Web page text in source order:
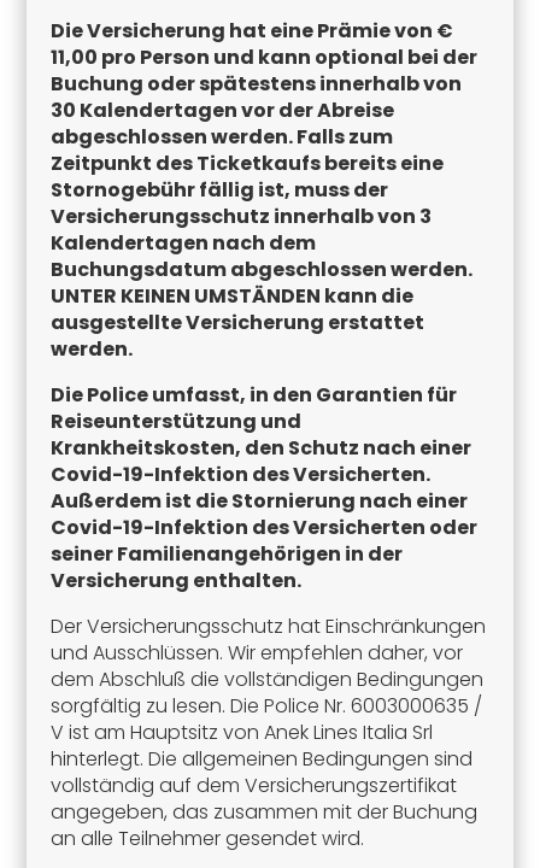
Die Versicherung hat eine Prämie von €
11,00 pro Person und kann optional bei der
Buchung oder spätestens innerhalb von
30 Kalendertagen vor der Abreise
abgeschlossen werden. Falls zum
Zeitpunkt des Ticketkaufs bereits eine
Stornogebühr fällig ist, muss der
Versicherungsschutz innerhalb von 3
Kalendertagen nach dem
Buchungsdatum abgeschlossen werden.
UNTER KEINEN UMSTÄNDEN kann die
ausgestellte Versicherung erstattet
werden.
Die Police umfasst, in den Garantien für
Reiseunterstützung und
Krankheitskosten, den Schutz nach einer
Covid-19-Infektion des Versicherten.
Außerdem ist die Stornierung nach einer
Covid-19-Infektion des Versicherten oder
seiner Familienangehörigen in der
Versicherung enthalten.
Der Versicherungsschutz hat Einschränkungen
und Ausschlüssen. Wir empfehlen daher, vor
dem Abschluß die vollständigen Bedingungen
sorgfältig zu lesen. Die Police Nr. 6003000635 /
V ist am Hauptsitz von Anek Lines Italia Srl
hinterlegt. Die allgemeinen Bedingungen sind
vollständig auf dem Versicherungszertifikat
angegeben, das zusammen mit der Buchung
an alle Teilnehmer gesendet wird.